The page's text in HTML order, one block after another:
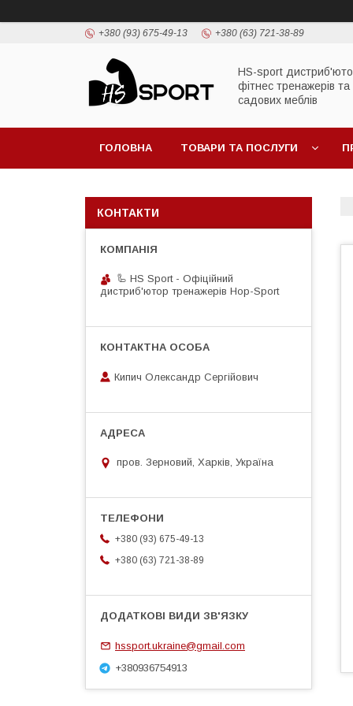
+380 (93) 675-49-13 +380 (63) 721-38-89
HS-sport
фітнес тренажерів та
садових меблів
ГОЛОВНА ТОВАРИ ТА ПОСЛУГИ
КОНТАКТИ
🦾 HS Sport - Офіційний
дистриб'ютор тренажерів Hop-Sport
Кипич Олександр Сергійович
пров. Зерновий, Харків, Україна
+380 (93) 675-49-13
+380 (63) 721-38-89
hssport.ukraine@gmail.com
+380936754913